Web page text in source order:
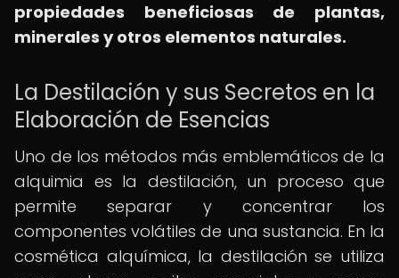
propiedades beneficiosas de plantas,
minerales y otros elementos naturales.
La Destilación y sus Secretos en la
Elaboración de Esencias
Uno de los métodos más emblemáticos de la
alquimia es la destilación, un proceso que
permite separar y concentrar los
componentes volátiles de una sustancia. En la
cosmética alquímica, la destilación se utiliza